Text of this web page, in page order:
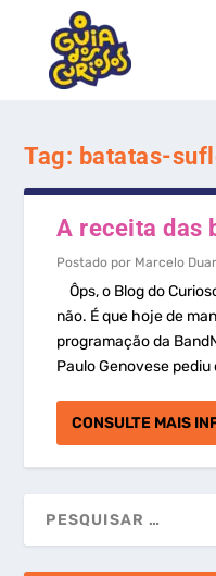
Tag: batatas-
A receita das
Postado por Marcelo
Ôps, o Blog do
não. É que hoje de
programação da
Paulo Genovese
CONSULTE MAIS